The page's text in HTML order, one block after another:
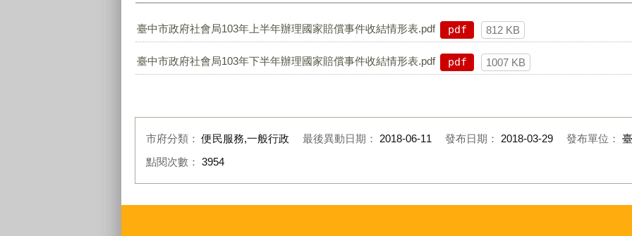
臺中市政府社會局103年上半年辦理國家賠償事件收結情形表.pdf pdf 812 KB
臺中市政府社會局103年下半年辦理國家賠償事件收結情形表.pdf pdf 1007 KB
市府分類：便民服務,一般行政 最後異動日期： 2018-06-11 發布日期： 2018-03-29 發布單位：
點閱次數： 3954